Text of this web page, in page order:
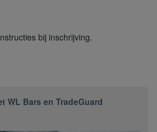
bij inschrijving.
WL Bars en TradeGuard